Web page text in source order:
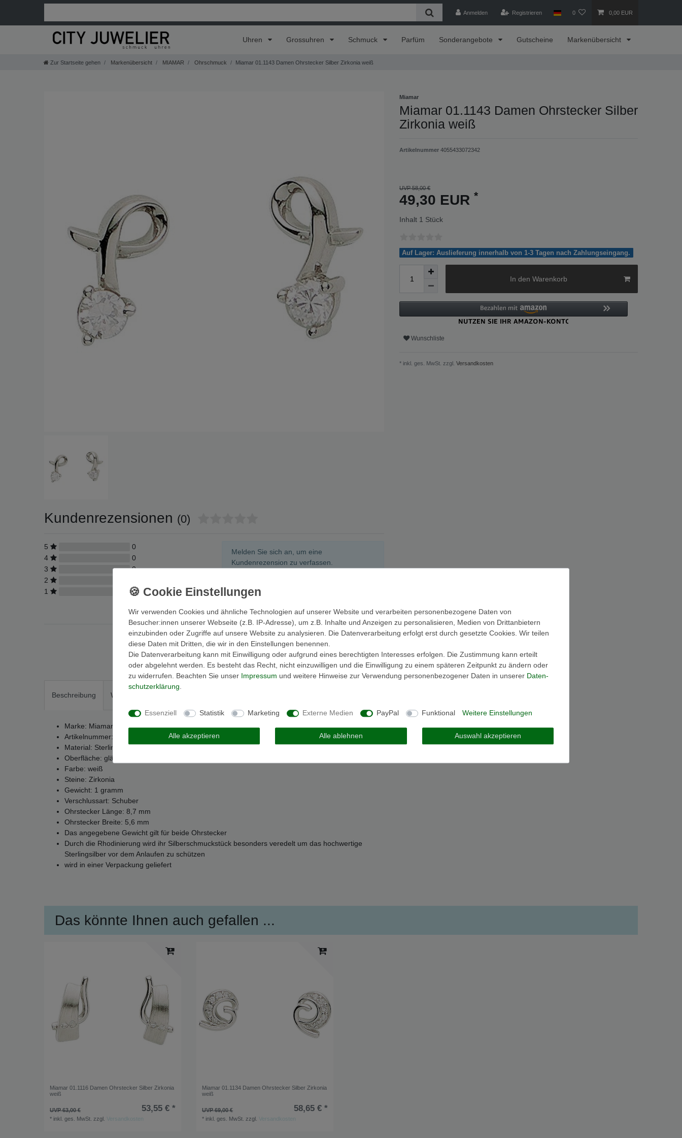
Anmelden Registrieren 0 0,00 EUR
Uhren Grossuhren Schmuck Parfüm Sonderangebote Gutscheine Markenübersicht
Zur Startseite gehen Markenübersicht MIAMAR Ohrschmuck Miamar 01.1143 Damen Ohrstecker Silber Zirkonia weiß
Kundenrezensionen (0)
5
0
4
0
3
0
2
1
0
Melden Sie sich an, um eine
Kundenrezension zu verfassen.
Anmelden
Miamar
Miamar 01.1143 Damen Ohrstecker Silber
Zirkonia weiß
Artikelnummer 4055433072342
UVP 58,00 €
49,30 EUR *
Inhalt 1 Stück
Auf Lager: Auslieferung innerhalb von 1-3 Tagen nach Zahlungseingang.
In den Warenkorb
Wunschliste
* inkl. ges. MwSt. zzgl. Versandkosten
Beschreibung Weitere Details
Marke: Miamar
Artikelnummer: 01.1143
Material: Sterling-Silber 925
Oberfläche: glänzend
Farbe: weiß
Steine: Zirkonia
Gewicht: 1 gramm
Verschlussart: Schuber
Ohrstecker Länge: 8,7 mm
Ohrstecker Breite: 5,6 mm
Das angegebene Gewicht gilt für beide Ohrstecker
Durch die Rhodinierung wird ihr Silberschmuckstück besonders veredelt um das hochwertige
Sterlingsilber vor dem Anlaufen zu schützen
wird in einer Verpackung geliefert
SONDERANGEBOTE MEGA DEALS
Das könnte Ihnen auch gefallen ...
Miamar 01.1116 Damen Ohrstecker Silber Zirkonia
weiß
UVP 63,00 € 53,55 € *
* inkl. ges. MwSt. zzgl. Versandkosten
Miamar 01.1134 Damen Ohrstecker Silber Zirkonia
weiß
UVP 69,00 € 58,65 € *
* inkl. ges. MwSt. zzgl. Versandkosten
Wir verwenden Cookies und ähnliche Technologien auf unserer Website und verarbeiten personenbezogene Daten von
Besucher:innen unserer Webseite (z.B. IP-Adresse), um z.B. Inhalte und Anzeigen zu personalisieren, Medien von Drittanbietern
einzubinden oder Zugriffe auf unsere Website zu analysieren. Die Datenverarbeitung erfolgt erst durch gesetzte Cookies. Wir teilen
diese Daten mit Dritten, die wir in den Einstellungen benennen.
Die Datenverarbeitung kann mit Einwilligung oder aufgrund eines berechtigten Interesses erfolgen. Die Zustimmung kann erteilt
oder abgelehnt werden. Es besteht das Recht, nicht einzuwilligen und die Einwilligung zu einem späteren Zeitpunkt zu ändern oder
zu widerrufen. Beachten Sie unser Impressum und weitere Hinweise zur Verwendung personenbezogener Daten in unserer Daten­
schutz­erklärung
Essenziell Statistik Marketing Externe Medien PayPal Funktional Weitere Einstellungen
Alle akzeptieren Alle ablehnen Auswahl akzeptieren